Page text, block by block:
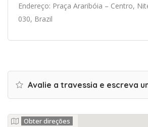
Endereço: Praça Araribóia – Centro,
030, Brazil
Avalie a travessia e escreva
Obter direções